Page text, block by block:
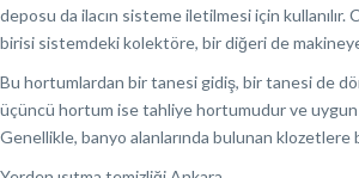
deposu da ilacın sisteme iletilmesi için kullanılır.
birisi sistemdeki kolektöre, bir diğeri de
Bu hortumlardan bir tanesi gidiş, bir tanesi de
üçüncü hortum ise tahliye hortumudur ve uygun
Genellikle, banyo alanlarında bulunan klozetlere